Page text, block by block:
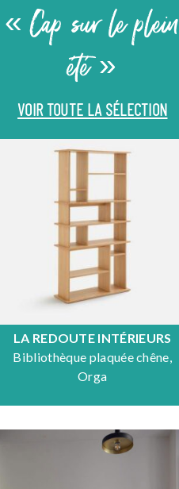
« Cap sur le plein
été »
VOIR TOUTE LA SÉLECTION
LA REDOUTE INTÉRIEURS
Bibliothèque plaquée chêne,
Orga